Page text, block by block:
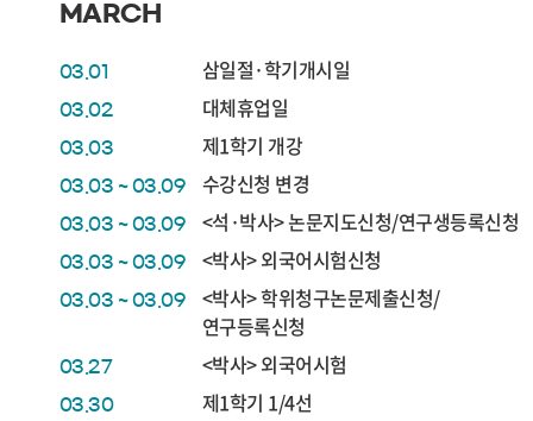
MARCH
03.01 삼일절·학기개시일
03.02 대체휴업일
03.03 제1학기 개강
03.03 ~ 03.09 수강신청 변경
03.03 ~ 03.09 <석·박사> 논문지도신청/연구생등록신청
03.03 ~ 03.09 <박사> 외국어시험신청
03.03 ~ 03.09
<박사> 학위청구논문제출신청/
연구등록신청
03.27 <박사> 외국어시험
03.30 제1학기 1/4선